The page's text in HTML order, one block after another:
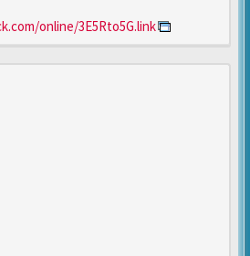
online/3E5Rto5G.link